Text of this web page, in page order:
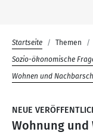
Startseite
Themen
Sozio-ökonomische
Wohnen und
NEUE
Wohnung